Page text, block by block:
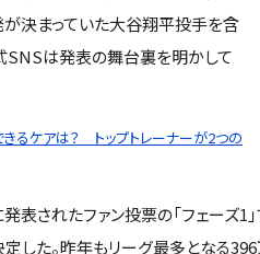
決まっていた大谷翔平投手を含
SNSは発表の舞台裏を明かして
るケアは？ トップトレーナーが2つの
表されたファン投票の「フェーズ1
した。昨年もリーグ最多となる